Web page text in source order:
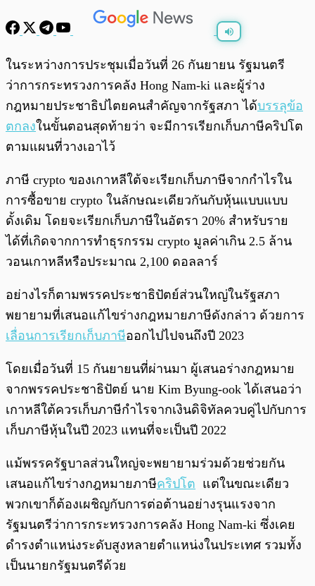
พร้อมเล่น 0:00 0:00
ในระหว่างการประชุมเมื่อวันที่ 26 กันยายน รัฐมนตรี
ว่าการกระทรวงการคลัง Hong Nam-ki และผู้ร่าง
กฎหมายประชาธิปไตยคนสำคัญจากรัฐสภา ได้บรรลุข้อ
ตกลงในขั้นตอนสุดท้ายว่า จะมีการเรียกเก็บภาษีคริปโต
ตามแผนที่วางเอาไว้
ภาษี crypto ของเกาหลีใต้จะเรียกเก็บภาษีจากกำไรใน
การซื้อขาย crypto ในลักษณะเดียวกันกับหุ้นแบบแบบ
ดั้งเดิม โดยจะเรียกเก็บภาษีในอัตรา 20% สำหรับราย
ได้ที่เกิดจากการทำธุรกรรม crypto มูลค่าเกิน 2.5 ล้าน
วอนเกาหลีหรือประมาณ 2,100 ดอลลาร์
อย่างไรก็ตามพรรคประชาธิปัตย์ส่วนใหญ่ในรัฐสภา
พยายามที่เสนอแก้ไขร่างกฎหมายภาษีดังกล่าว ด้วยการ
เลื่อนการเรียกเก็บภาษีออกไปไปจนถึงปี 2023
โดยเมื่อวันที่ 15 กันยายนที่ผ่านมา ผู้เสนอร่างกฎหมาย
จากพรรคประชาธิปัตย์ นาย Kim Byung-ook ได้เสนอว่า
เกาหลีใต้ควรเก็บภาษีกำไรจากเงินดิจิทัลควบคู่ไปกับการ
เก็บภาษีหุ้นในปี 2023 แทนที่จะเป็นปี 2022
แม้พรรครัฐบาลส่วนใหญ่จะพยายามร่วมด้วยช่วยกัน
เสนอแก้ไขร่างกฎหมายภาษีคริปโต แต่ในขณะเดียว
พวกเขาก็ต้องเผชิญกับการต่อต้านอย่างรุนแรงจาก
รัฐมนตรีว่าการกระทรวงการคลัง Hong Nam-ki ซึ่งเคย
ดำรงตำแหน่งระดับสูงหลายตำแหน่งในประเทศ รวมทั้ง
เป็นนายกรัฐมนตรีด้วย